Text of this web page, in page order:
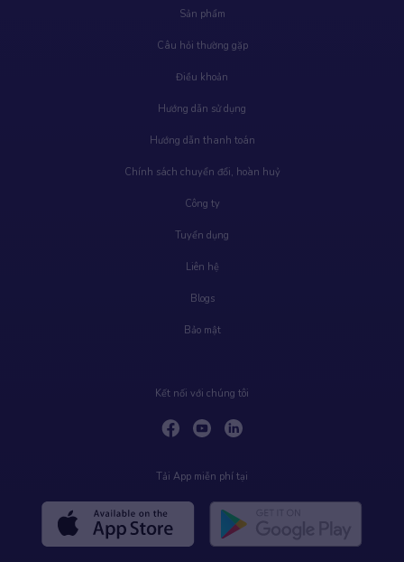
Sản phẩm
Câu hỏi thường gặp
Điều khoản
Hướng dẫn sử dụng
Hướng dẫn thanh toán
Chính sách chuyển đổi, hoàn huỷ
Công ty
Tuyển dụng
Liên hệ
Blogs
Bảo mật
Kết nối với chúng tôi
Tải App miễn phí tại